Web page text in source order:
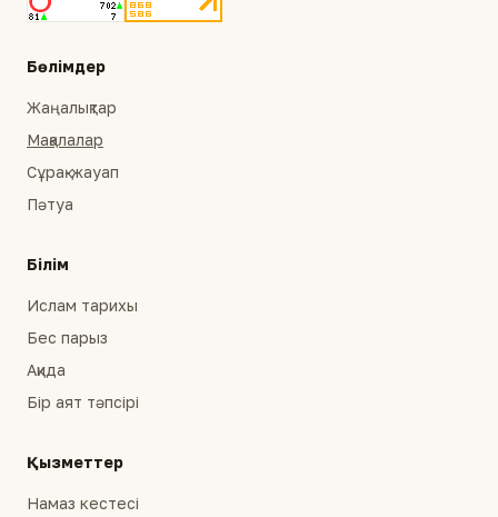
Бөлімдер
Жаңалықтар
Мақалалар
Сұрақ-жауап
Пәтуа
Білім
Ислам тарихы
Бес парыз
Ақида
Бір аят тәпсірі
Қызметтер
Намаз кестесі